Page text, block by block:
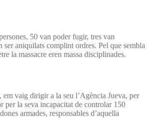
50 van poder fugir, tres van
ser aniquilats complint ordres. Pel que sembla
la massacre eren massa disciplinades.
em vaig dirigir a la seu l’Agència Jueva, per
per la seva incapacitat de controlar 150
armades, responsables d’aquella